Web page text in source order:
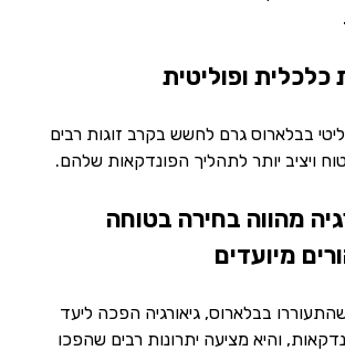
בבלארוס גרם לחשש בקרב זוגות רבים
ויציב יותר לתהליך הפונדקאות שלהם.
מהווה בחירה בטוחה
מיועדים
בבלארוס, גיאורגיה הפכה ליעד
והיא מציעה יתרונות רבים שהפכו